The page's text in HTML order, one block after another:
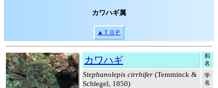
カワハギ属
▲ＴＯＰ
カワハギ
和
名
Stephanolepis cirrhifer (Temminck &
Schlegel, 1850)
学
名